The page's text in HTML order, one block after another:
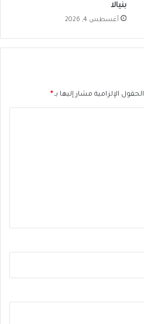
بنيالا
أغسطس 4, 2026
الحقول الإلزامية مشار إليها بـ *